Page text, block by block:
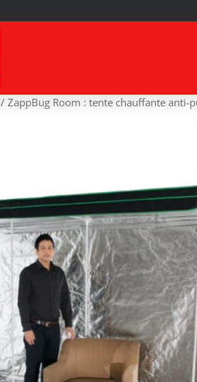
/ZappBug Room : tente chauffante anti-